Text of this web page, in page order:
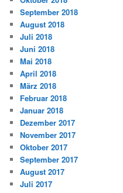
September 2018
August 2018
Juli 2018
Juni 2018
Mai 2018
April 2018
März 2018
Februar 2018
Januar 2018
Dezember 2017
November 2017
Oktober 2017
September 2017
August 2017
Juli 2017